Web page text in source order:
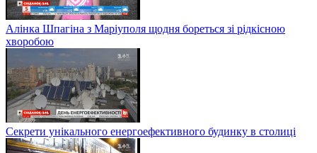
Алінка Шпагіна з Маріуполя щодня бореться зі рідкісною
хворобою
Секрети унікального енергоефективного будинку в столиці